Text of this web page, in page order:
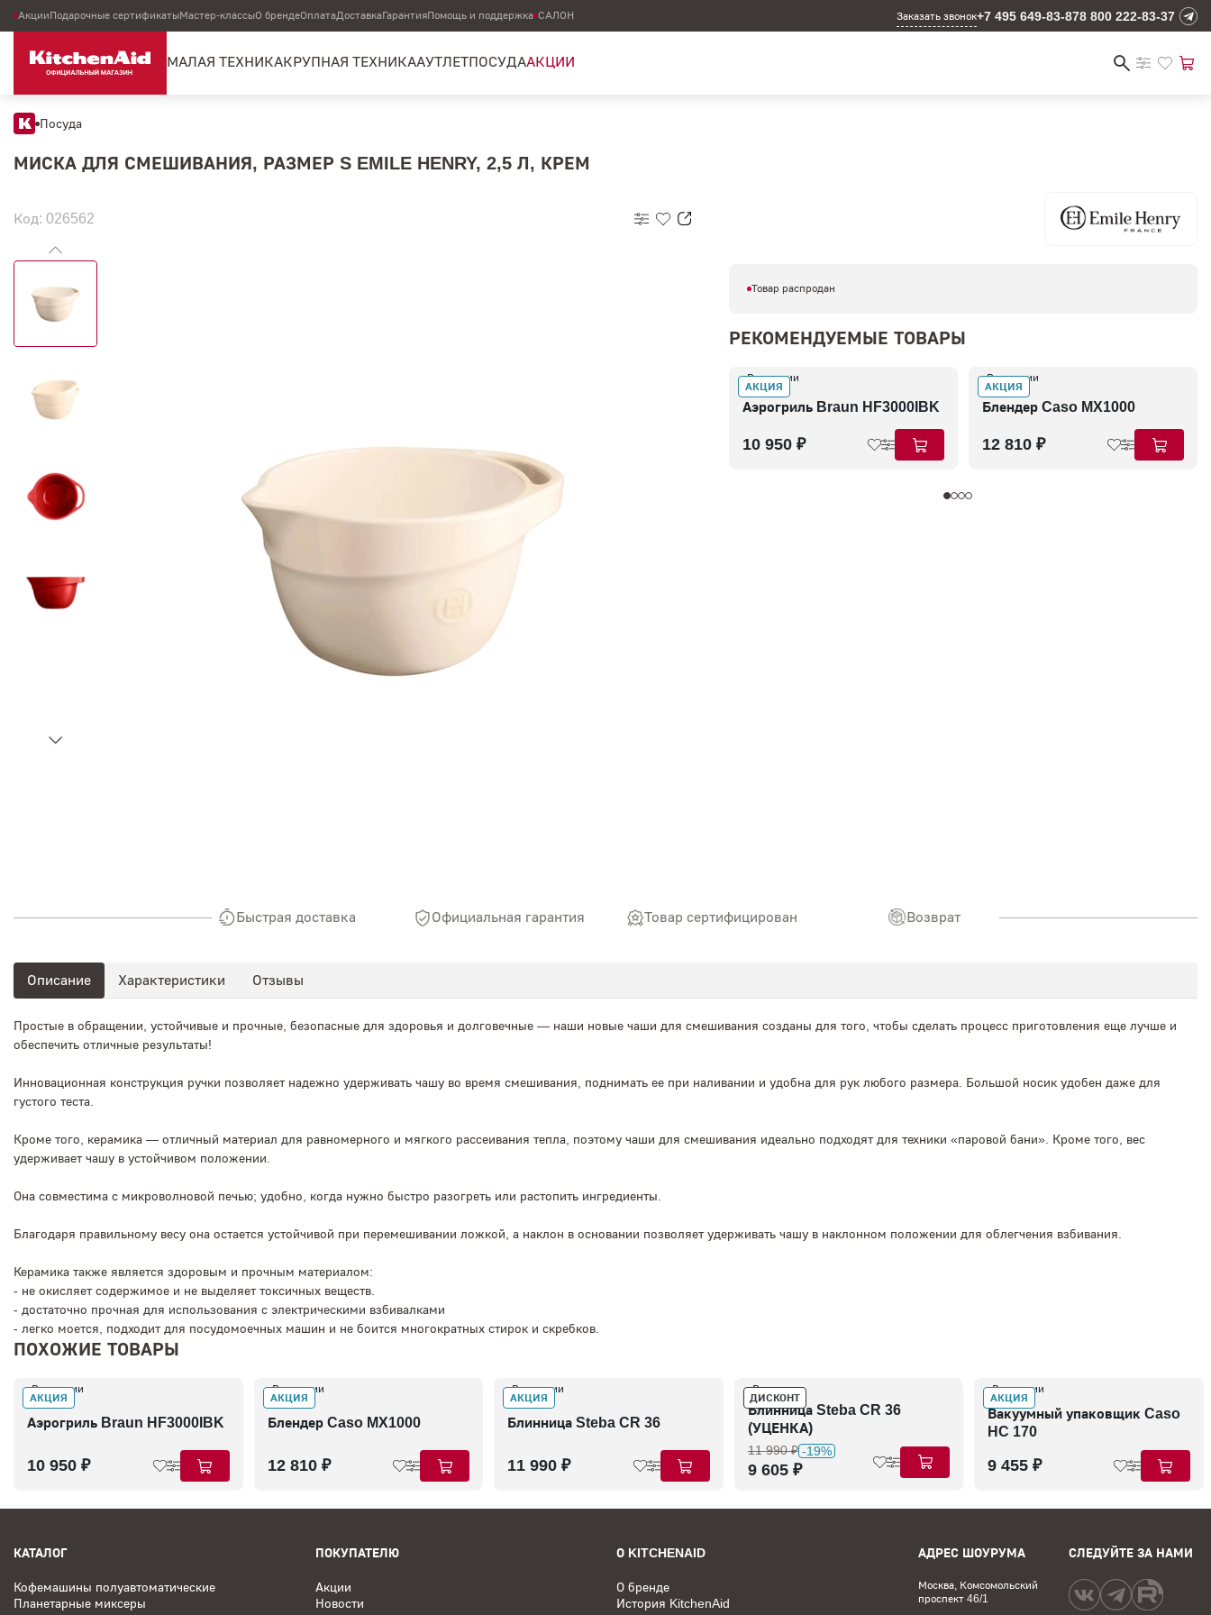
АкцииПодарочные сертификатыМастер-классыО брендеОплатаДоставкаГарантияПомощь и поддержка САЛОН Заказать звонок+7 495 649-83-878 800 222-83-37
МАЛАЯ ТЕХНИКАКРУПНАЯ ТЕХНИКААУТЛЕТПОСУДААКЦИИ
Посуда
МИСКА ДЛЯ СМЕШИВАНИЯ, РАЗМЕР S EMILE HENRY, 2,5 Л, КРЕМ
Код: 026562
Товар распродан
РЕКОМЕНДУЕМЫЕ ТОВАРЫ
АКЦИЯ
В наличии
Аэрогриль Braun HF3000IBK
10 950 ₽
АКЦИЯ
В наличии
Блендер Caso MX1000
12 810 ₽
Быстрая доставка Официальная гарантия Товар сертифицирован Возврат
Описание Характеристики Отзывы
Простые в обращении, устойчивые и прочные, безопасные для здоровья и долговечные — наши новые чаши для смешивания созданы для того, чтобы сделать процесс приготовления еще лучше и
обеспечить отличные результаты!
Инновационная конструкция ручки позволяет надежно удерживать чашу во время смешивания, поднимать ее при наливании и удобна для рук любого размера. Большой носик удобен даже для
густого теста.
Кроме того, керамика — отличный материал для равномерного и мягкого рассеивания тепла, поэтому чаши для смешивания идеально подходят для техники «паровой бани». Кроме того, вес
удерживает чашу в устойчивом положении.
Она совместима с микроволновой печью; удобно, когда нужно быстро разогреть или растопить ингредиенты.
Благодаря правильному весу она остается устойчивой при перемешивании ложкой, а наклон в основании позволяет удерживать чашу в наклонном положении для облегчения взбивания.
Керамика также является здоровым и прочным материалом:
- не окисляет содержимое и не выделяет токсичных веществ.
- достаточно прочная для использования с электрическими взбивалками
- легко моется, подходит для посудомоечных машин и не боится многократных стирок и скребков.
ПОХОЖИЕ ТОВАРЫ
АКЦИЯ
В наличии
Аэрогриль Braun HF3000IBK
10 950 ₽
АКЦИЯ
В наличии
Блендер Caso MX1000
12 810 ₽
АКЦИЯ
В наличии
Блинница Steba CR 36
11 990 ₽
ДИСКОНТ
В наличии
Блинница Steba CR 36
(УЦЕНКА)
11 990 ₽ -19%
9 605 ₽
АКЦИЯ
В наличии
Вакуумный упаковщик Caso
HC 170
9 455 ₽
КАТАЛОГ
Кофемашины полуавтоматические
Планетарные миксеры
ПОКУПАТЕЛЮ
Акции
Новости
О KITCHENAID
О бренде
История KitchenAid
АДРЕС ШОУРУМА
Москва, Комсомольский
проспект 46/1
СЛЕДУЙТЕ ЗА НАМИ